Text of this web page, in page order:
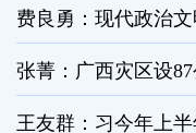
费良勇：现代政治
张菁：广西灾区设
王友群：习今年上